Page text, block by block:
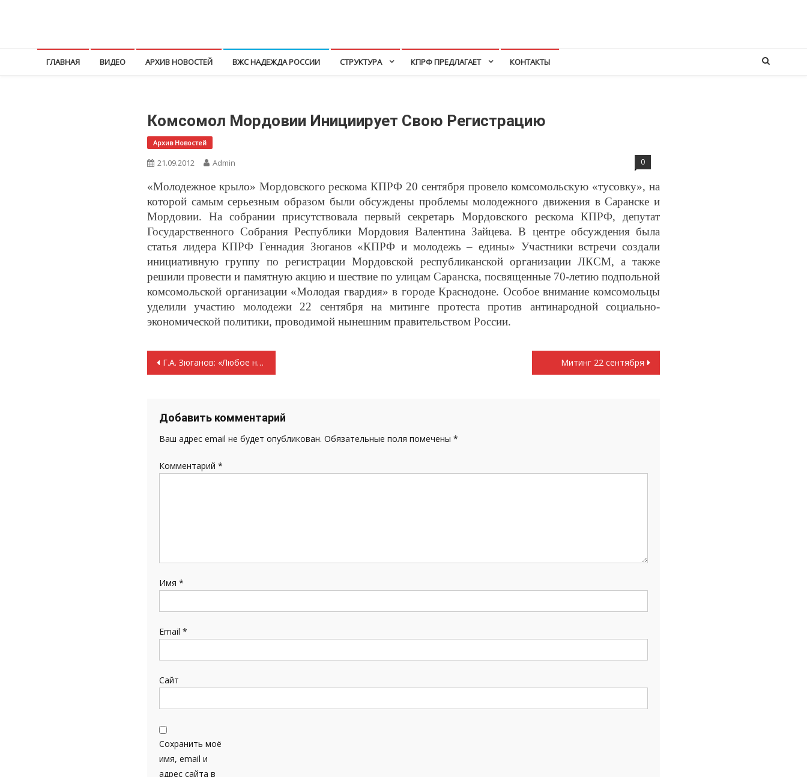
ГЛАВНАЯ ВИДЕО АРХИВ НОВОСТЕЙ ВЖС НАДЕЖДА РОССИИ СТРУКТУРА КПРФ ПРЕДЛАГАЕТ КОНТАКТЫ
Комсомол Мордовии Инициирует Свою Регистрацию
Архив Новостей
21.09.2012 Admin 0
«Молодежное крыло» Мордовского рескома КПРФ 20 сентября провело комсомольскую «тусовку», на
которой самым серьезным образом были обсуждены проблемы молодежного движения в Саранске и
Мордовии. На собрании присутствовала первый секретарь Мордовского рескома КПРФ, депутат
Государственного Собрания Республики Мордовия Валентина Зайцева. В центре обсуждения была
статья лидера КПРФ Геннадия Зюганов «КПРФ и молодежь – едины» Участники встречи создали
инициативную группу по регистрации Мордовской республиканской организации ЛКСМ, а также
решили провести и памятную акцию и шествие по улицам Саранска, посвященные 70-летию подпольной
комсомольской организации «Молодая гвардия» в городе Краснодоне. Особое внимание комсомольцы
уделили участию молодежи 22 сентября на митинге протеста против антинародной социально-
экономической политики, проводимой нынешним правительством России.
Навигация
записям
Г.А. Зюганов: «Любое насилие и убийство нашей партией отвергаются Митинг 22 сентября
Добавить комментарий
Ваш адрес email не будет опубликован. Обязательные поля помечены *
Комментарий *
Имя *
Email *
Сайт
Сохранить моё
имя, email и
адрес сайта в